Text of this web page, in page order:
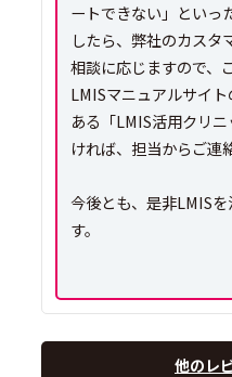
ートできない」といっ
したら、弊社のカスタ
相談に応じますので、
LMISマニュアルサイ
ある「LMIS活用クリ
ければ、担当からご連
今後とも、是非LMIS
す。
他のレ